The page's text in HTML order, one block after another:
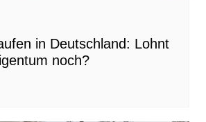
in Deutschland: Lohnt
noch?